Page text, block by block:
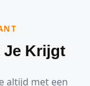
Je Krijgt
altijd met een